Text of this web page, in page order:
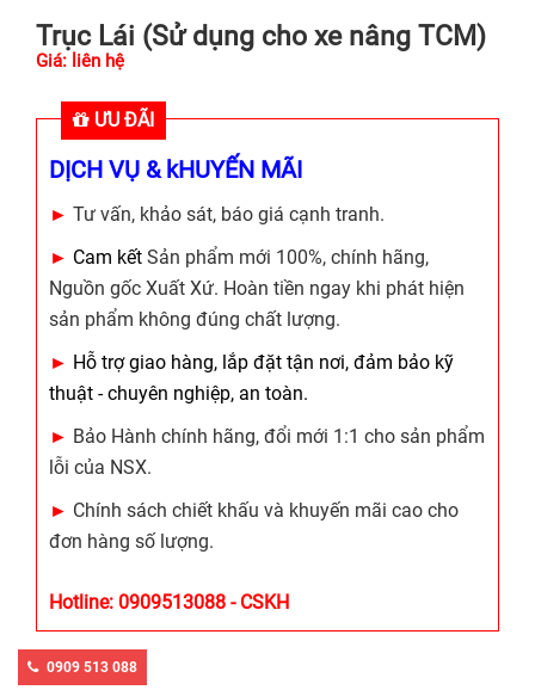
Trục Lái (Sử dụng cho xe nâng TCM)
Giá: liên hệ
ƯU ĐÃI
DỊCH VỤ & kHUYẾN MÃI
► Tư vấn, khảo sát, báo giá cạnh tranh.
► Cam kết Sản phẩm mới 100%, chính hãng,
Nguồn gốc Xuất Xứ. Hoàn tiền ngay khi phát hiện
sản phẩm không đúng chất lượng.
► Hỗ trợ giao hàng, lắp đặt tận nơi, đảm bảo kỹ
thuật - chuyên nghiệp, an toàn.
► Bảo Hành chính hãng, đổi mới 1:1 cho sản phẩm
lỗi của NSX.
► Chính sách chiết khấu và khuyến mãi cao cho
đơn hàng số lượng.
Hotline: 0909513088 - CSKH
0909 513 088